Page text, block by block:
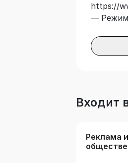
https://
— Режим
Входит
Реклама